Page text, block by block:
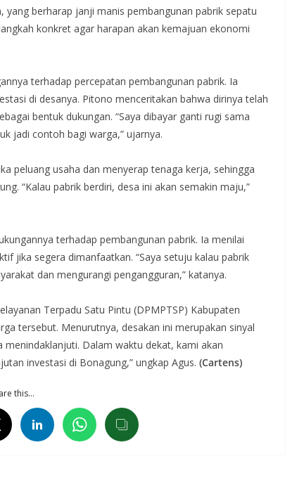
berharap janji manis pembangunan pabrik sepatu
konkret agar harapan akan kemajuan ekonomi
terhadap percepatan pembangunan pabrik. Ia
di desanya. Pitono menceritakan bahwa dirinya telah
bentuk dukungan. “Saya dibayar ganti rugi sama
jadi contoh bagi warga,” ujarnya.
peluang usaha dan menyerap tenaga kerja, sehingga
“Kalau pabrik berdiri, desa ini akan semakin maju,”
terhadap pembangunan pabrik. Ia menilai
jika segera dimanfaatkan. “Saya setuju kalau pabrik
dan mengurangi pengangguran,” katanya.
Terpadu Satu Pintu (DPMPTSP) Kabupaten
tersebut. Menurutnya, desakan ini merupakan sinyal
menindaklanjuti. Dalam waktu dekat, kami akan
investasi di Bonagung,” ungkap Agus. (Cartens)
this…